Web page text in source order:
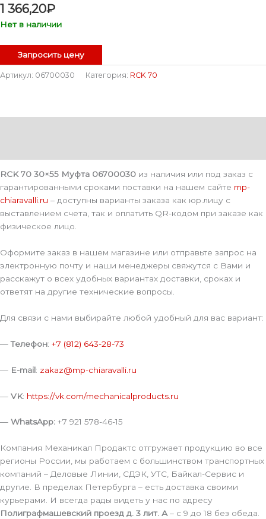
1 366,20₽
Нет в наличии
Запросить цену
Артикул: 06700030 Категория: RCK 70
RCK 70 30×55 Муфта 06700030 из наличия или под заказ с
гарантированными сроками поставки на нашем сайте mp-
chiaravalli.ru – доступны варианты заказа как юр.лицу с
выставлением счета, так и оплатить QR-кодом при заказе как
физическое лицо.
Оформите заказ в нашем магазине или отправьте запрос на
электронную почту и наши менеджеры свяжутся с Вами и
расскажут о всех удобных вариантах доставки, сроках и
ответят на другие технические вопросы.
Для связи с нами выбирайте любой удобный для вас вариант:
—Телефон: +7 (812) 643-28-73
— E-mail: zakaz@mp-chiaravalli.ru
— VK: https://vk.com/mechanicalproducts.ru
— WhatsApp: +7 921 578-46-15
Компания Механикал Продактс отгружает продукцию во все
регионы России, мы работаем с большинством транспортных
компаний – Деловые Линии, СДЭК, УТС, Байкал-Сервис и
другие. В пределах Петербурга – есть доставка своими
курьерами. И всегда рады видеть у нас по адресу
Полиграфмашевский проезд д. 3 лит. А– с 9 до 18 без обеда.